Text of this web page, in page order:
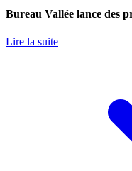
Bureau Vallée lance des
Lire la suite